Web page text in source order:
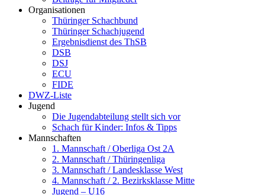
Organisationen
Thüringer Schachbund
Thüringer Schachjugend
Ergebnisdienst des ThSB
DSB
DSJ
ECU
FIDE
DWZ-Liste
Jugend
Die Jugendabteilung stellt sich vor
Schach für Kinder: Infos & Tipps
Mannschaften
1. Mannschaft / Oberliga Ost 2A
2. Mannschaft / Thüringenliga
3. Mannschaft / Landesklasse West
4. Mannschaft / 2. Bezirksklasse Mitte
Jugend – U16